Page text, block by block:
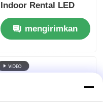
Indoor Rental LED
Display vs Public
Mold, Cabinet Anti-
Collision yang Lebih
mengirimkan